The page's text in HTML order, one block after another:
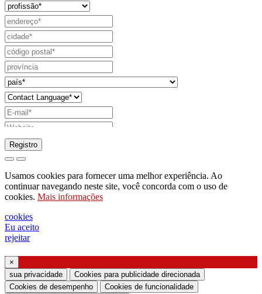
pedido para enviar catálogo
pedido para ser contactado pelo seu
representante de vendas
pedido de suporte ou projeto de iluminação
Solicitação de webinar ou treinamento sobre
Manifestação de consentimento (Artigo 7.º do
Regulamento da UE n.º 2016/679)
Registro
Usamos cookies para fornecer uma melhor experiência. Ao
continuar navegando neste site, você concorda com o uso de
cookies. Mais informações
cookies
Eu aceito
rejeitar
×
sua privacidade
Cookies para publicidade direcionada
Cookies de desempenho
Cookies de funcionalidade